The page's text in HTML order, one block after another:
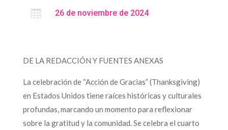
 26 de noviembre de 2024
DE LA REDACCIÓN Y FUENTES ANEXAS
La celebración de “Acción de Gracias” (Thanksgiving)
en Estados Unidos tiene raíces históricas y culturales
profundas, marcando un momento para reflexionar
sobre la gratitud y la comunidad. Se celebra el cuarto